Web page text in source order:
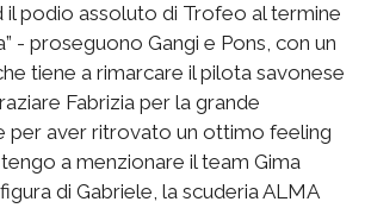
il podio assoluto di Trofeo al termine
- proseguono Gangi e Pons, con un
tiene a rimarcare il pilota savonese
Fabrizia per la grande
per aver ritrovato un ottimo feeling
a menzionare il team Gima
di Gabriele, la scuderia ALMA